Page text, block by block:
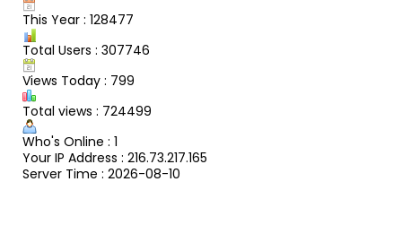
This Year : 128477
Total Users : 307746
Views Today : 799
Total views : 724499
Who's Online : 1
Your IP Address : 216.73.217.165
Server Time : 2026-08-10